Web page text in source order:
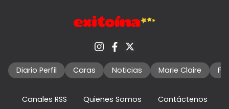
Diario Perfil Caras Noticias Marie Claire
Canales RSS Quienes Somos
Contáctenos